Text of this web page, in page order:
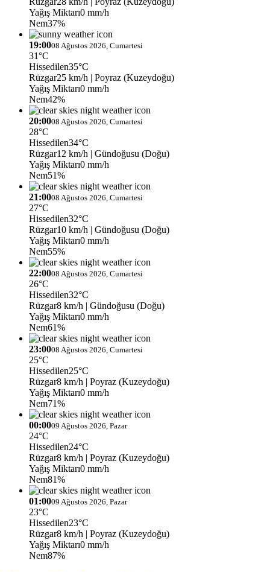
Yağış Miktarı0 mm/h
Nem37%
19:0008 Ağustos 2026, Cumartesi
31°C
Hissedilen35°C
Rüzgar25 km/h | Poyraz (Kuzeydoğu)
Yağış Miktarı0 mm/h
Nem42%
20:0008 Ağustos 2026, Cumartesi
28°C
Hissedilen34°C
Rüzgar12 km/h | Gündoğusu (Doğu)
Yağış Miktarı0 mm/h
Nem51%
21:0008 Ağustos 2026, Cumartesi
27°C
Hissedilen32°C
Rüzgar10 km/h | Gündoğusu (Doğu)
Yağış Miktarı0 mm/h
Nem55%
22:0008 Ağustos 2026, Cumartesi
26°C
Hissedilen32°C
Rüzgar8 km/h | Gündoğusu (Doğu)
Yağış Miktarı0 mm/h
Nem61%
23:0008 Ağustos 2026, Cumartesi
25°C
Hissedilen25°C
Rüzgar8 km/h | Poyraz (Kuzeydoğu)
Yağış Miktarı0 mm/h
Nem71%
00:0009 Ağustos 2026, Pazar
24°C
Hissedilen24°C
Rüzgar8 km/h | Poyraz (Kuzeydoğu)
Yağış Miktarı0 mm/h
Nem81%
01:0009 Ağustos 2026, Pazar
23°C
Hissedilen23°C
Rüzgar8 km/h | Poyraz (Kuzeydoğu)
Yağış Miktarı0 mm/h
Nem87%